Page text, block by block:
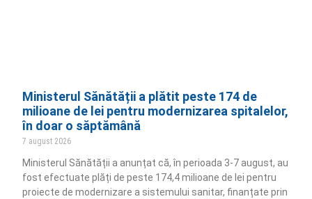
Ministerul Sănătății a plătit peste 174 de
milioane de lei pentru modernizarea spitalelor,
în doar o săptămână
7 august 2026
Ministerul Sănătății a anunțat că, în perioada 3-7 august, au
fost efectuate plăți de peste 174,4 milioane de lei pentru
proiecte de modernizare a sistemului sanitar, finanțate prin